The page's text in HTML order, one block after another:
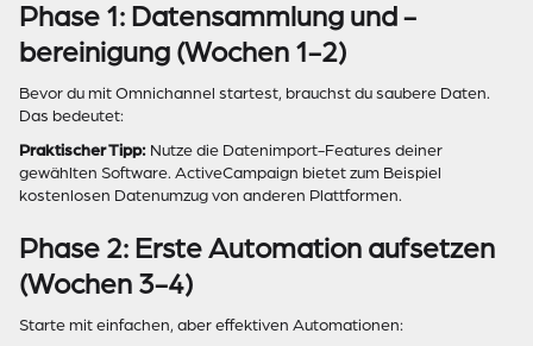
Phase 1: Datensammlung und -
bereinigung (Wochen 1-2)
Bevor du mit Omnichannel startest, brauchst du saubere Daten.
Das bedeutet:
Praktischer Tipp: Nutze die Datenimport-Features deiner
gewählten Software. ActiveCampaign bietet zum Beispiel
kostenlosen Datenumzug von anderen Plattformen.
Phase 2: Erste Automation aufsetzen
(Wochen 3-4)
Starte mit einfachen, aber effektiven Automationen: